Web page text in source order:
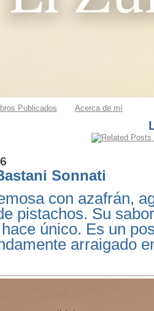
Publicados Acerca de mí
Sonnati
con azafrán,
pistachos. Su
único. Es un
arraigado